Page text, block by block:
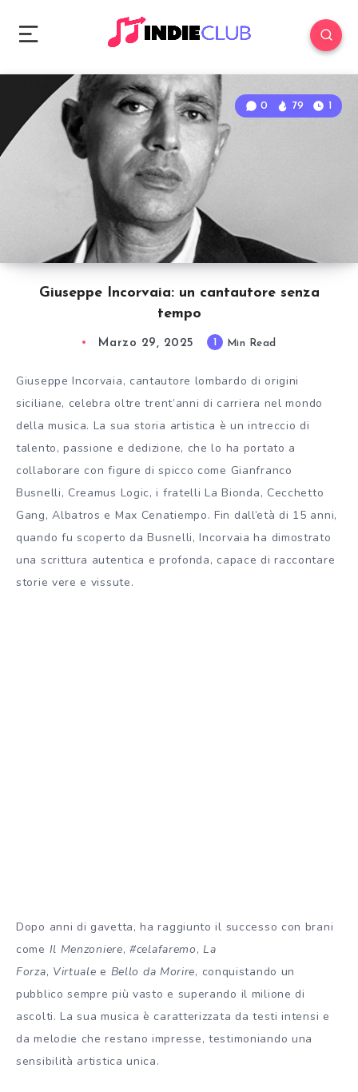
Giuseppe Incorvaia: un cantautore senza
tempo
0 79 1
Marzo 29, 2025 Min Read
Giuseppe Incorvaia, cantautore lombardo di origini
siciliane, celebra oltre trent’anni di carriera nel mondo
della musica. La sua storia artistica è un intreccio di
talento, passione e dedizione, che lo ha portato a
collaborare con figure di spicco come Gianfranco
Busnelli, Creamus Logic, i fratelli La Bionda, Cecchetto
Gang, Albatros e Max Cenatiempo. Fin dall’età di 15 anni,
quando fu scoperto da Busnelli, Incorvaia ha dimostrato
una scrittura autentica e profonda, capace di raccontare
storie vere e vissute.
Dopo anni di gavetta, ha raggiunto il successo con brani
come Il Menzoniere,#celafaremo,La
Forza, Virtuale e Bello da Morire, conquistando un
pubblico sempre più vasto e superando il milione di
ascolti. La sua musica è caratterizzata da testi intensi e
da melodie che restano impresse, testimoniando una
sensibilità artistica unica.